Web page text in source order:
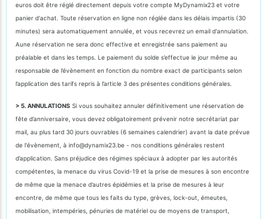
euros doit être réglé directement depuis votre compte MyDynamix23 et votre
panier d'achat. Toute réservation en ligne non réglée dans les délais impartis (30
minutes) sera automatiquement annulée, et vous recevrez un email d'annulation.
Aune réservation ne sera donc effective et enregistrée sans paiement au
préalable et dans les temps. Le paiement du solde s’effectue le jour même au
responsable de l’évènement en fonction du nombre exact de participants selon
l’application des tarifs repris à l’article 3 des présentes conditions générales.
> 5. ANNULATIONS Si vous souhaitez annuler définitivement une réservation de
fête d’anniversaire, vous devez obligatoirement prévenir notre secrétariat par
mail, au plus tard 30 jours ouvrables (6 semaines calendrier) avant la date prévue
de l'évènement, à info@dynamix23.be - nos conditions générales restent
d’application. Sans préjudice des régimes spéciaux à adopter par les autorités
compétentes, la menace du virus Covid-19 et la prise de mesures à son encontre
de même que la menace d’autres épidémies et la prise de mesures à leur
encontre, de même que tous les faits du type, grèves, lock-out, émeutes,
mobilisation, intempéries, pénuries de matériel ou de moyens de transport,